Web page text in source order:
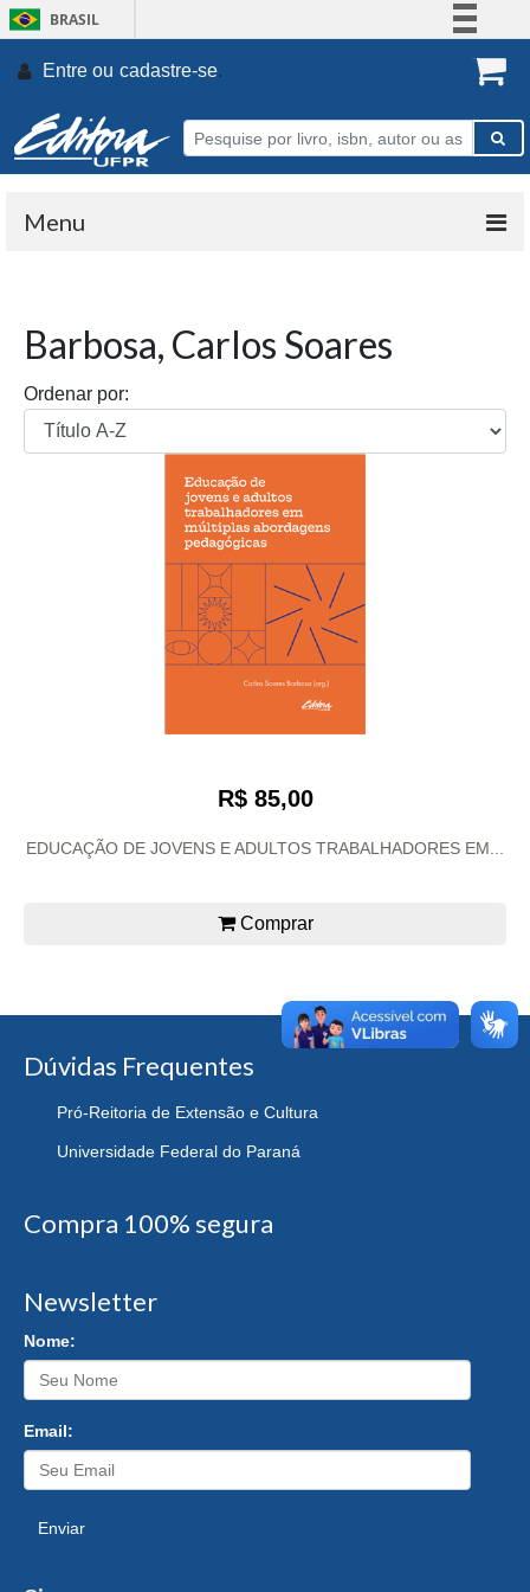
BRASIL
Participe
Entre ou cadastre-se.
Menu
Barbosa, Carlos Soares
Ordenar por:
R$ 85,00
EDUCAÇÃO DE JOVENS E ADULTOS TRABALHADORES EM...
Comprar
Dúvidas Frequentes
Pró-Reitoria de Extensão e Cultura
Universidade Federal do Paraná
Compra 100% segura
Newsletter
Nome:
Email:
Enviar